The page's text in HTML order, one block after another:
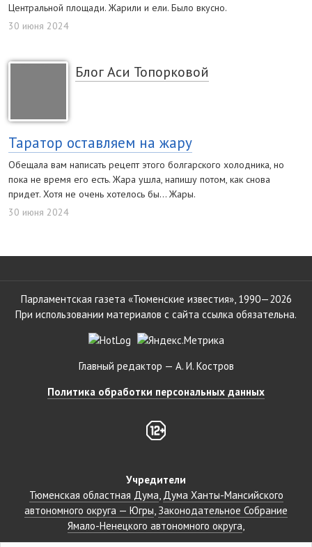
Центральной площади. Жарили и ели. Было вкусно.
30 июня 2024
Блог Аси Топорковой
Таратор оставляем на жару
Обещала вам написать рецепт этого болгарского холодника, но
пока не время его есть. Жара ушла, напишу потом, как снова
придет. Хотя не очень хотелось бы… Жары.
30 июня 2024
Парламентская газета «Тюменские известия», 1990—2026
При использовании материалов с сайта ссылка обязательна.
Главный редактор — А. И. Костров
Политика обработки персональных данных
Учредители
Тюменская областная Дума Дума Ханты-Мансийского
автономного округа — Югры Законодательное Собрание
Ямало-Ненецкого автономного округа